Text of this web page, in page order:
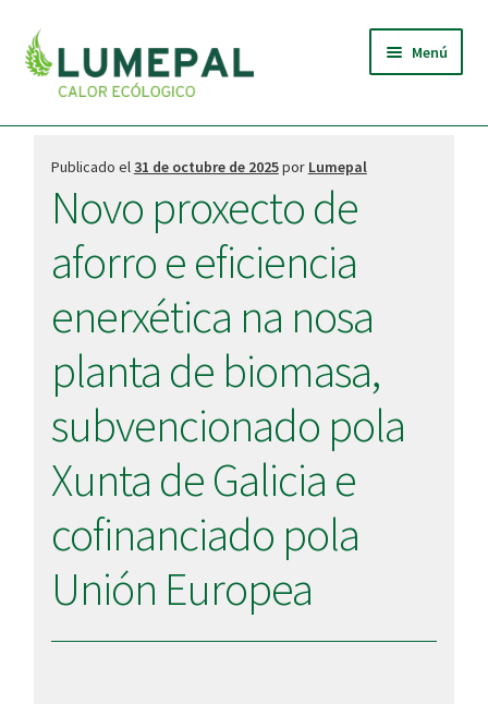
Ir
a
navegación
Ir
al
contenido
Menú
INICIO
BRIQUETAS
NOTICIAS
CONTACTO
Publicado el31 de octubre de 2025por Lumepal
Novo proxecto de
aforro e eficiencia
enerxética na nosa
planta de biomasa,
subvencionado pola
Xunta de Galicia e
cofinanciado pola
Unión Europea